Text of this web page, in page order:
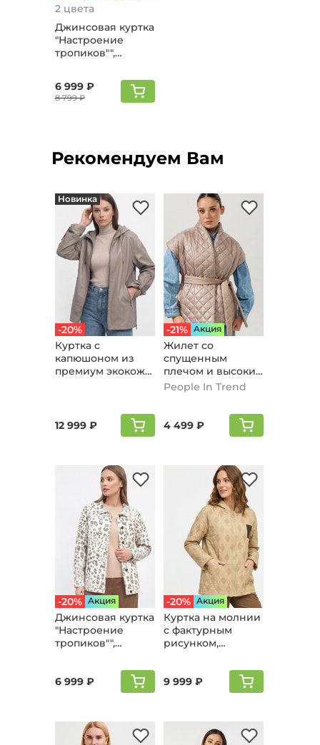
2 цвета
Джинсовая куртка
"Настроение
тропиков"",
6 999 ₽
8 799 ₽
Рекомендуем Вам
-20%
Новинка
Куртка с
капюшоном из
премиум экокожи,
12 999 ₽
-21% Aкция
Жилет со
спущенным
плечом и высоким
воротом, бежевый
People In Trend
4 499 ₽
-20% Aкция
Джинсовая куртка
"Настроение
тропиков"",
6 999 ₽
-20% Aкция
Куртка на молнии
с фактурным
рисунком,
9 999 ₽